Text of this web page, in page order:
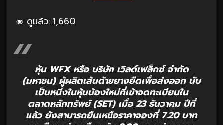
ดูแล้ว:1,660
หุ้น WFX หรือ บริษัท เวิลด์เฟล็กซ์ จำกัด
(มหาชน) ผู้ผลิตเส้นด้ายยางยืดเพื่อส่งออก นับ
เป็นหนึ่งในหุ้นน้องใหม่ที่เข้าจดทะเบียนใน
ตลาดหลักทรัพย์ (SET) เมื่อ 23 ธันวาคม ปีที่
แล้ว ยังสามารถยืนเหนือราคาจองที่ 7.20 บาท